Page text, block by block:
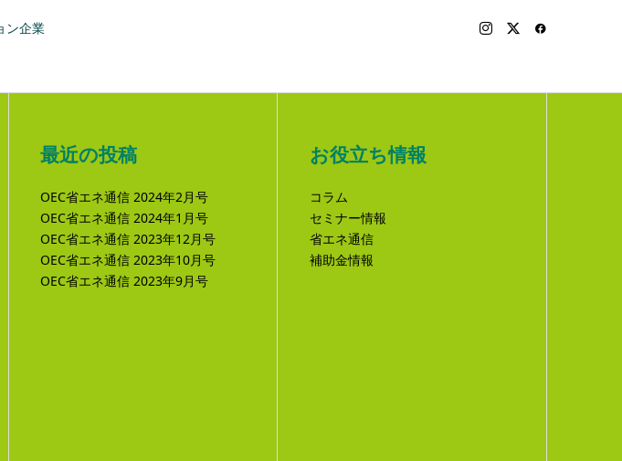
ン企業
最近の投稿
OEC省エネ通信 2024年2月号
OEC省エネ通信 2024年1月号
OEC省エネ通信 2023年12月号
OEC省エネ通信 2023年10月号
OEC省エネ通信 2023年9月号
お役立ち情報
コラム
セミナー情報
省エネ通信
補助金情報